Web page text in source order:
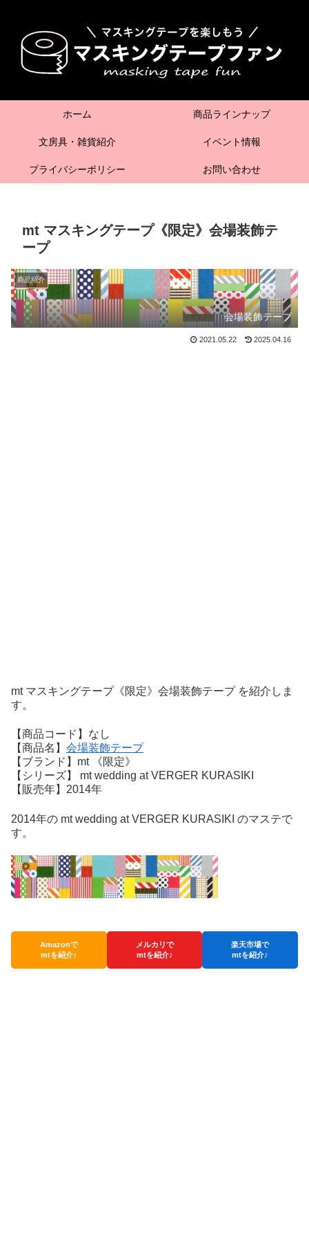
ホーム 商品ラインナップ
文房具・雑貨紹介 イベント情報
プライバシーポリシー お問い合わせ
mt マスキングテープ《限定》会場装飾テ
ープ
商品紹介
会場装飾テープ
2021.05.22 2025.04.16
mt マスキングテープ《限定》会場装飾テープ を紹介しま
す。
【商品コード】なし
【商品名】 会場装飾テープ
【ブランド】mt 《限定》
【シリーズ】 mt wedding at VERGER KURASIKI
【販売年】2014年
2014年の mt wedding at VERGER KURASIKI のマステで
す。
Amazonで
mtを紹介♪
メルカリで
mtを紹介♪
楽天市場で
mtを紹介♪